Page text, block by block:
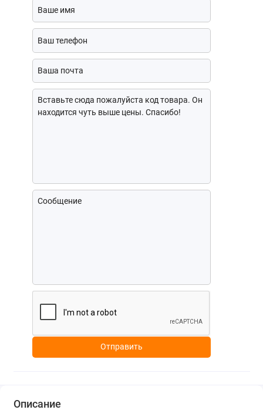
Отправить
Описание